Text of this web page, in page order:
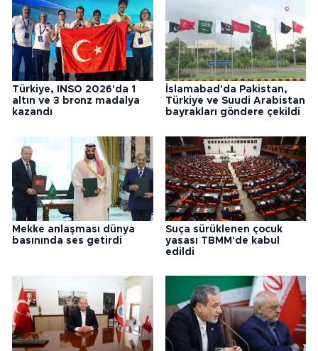
Türkiye, INSO 2026'da 1
altın ve 3 bronz madalya
kazandı
İslamabad'da Pakistan,
Türkiye ve Suudi Arabistan
bayrakları göndere çekildi
Mekke anlaşması dünya
basınında ses getirdi
Suça sürüklenen çocuk
yasası TBMM'de kabul
edildi